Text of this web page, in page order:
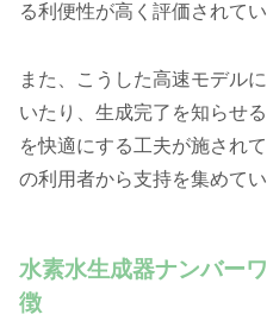
る利便性が高く評価されてい
また、こうした高速モデル
いたり、生成完了を知らせ
を快適にする工夫が施され
の利用者から支持を集めてい
水素水生成器ナンバー
徴